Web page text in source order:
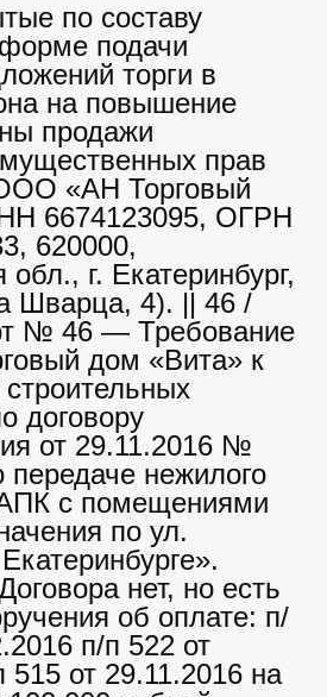
по составу
подачи
торги в
на повышение
продажи
прав
«АН Торговый
6674123095, ОГРН
620000,
г. Екатеринбург,
Шварца, 4). || 46 /
№ 46 — Требование
дом «Вита» к
договору
от 29.11.2016 №
нежилого
с помещениями
по ул.
нет, но есть
об оплате: п/
п/п 522 от
515 от 29.11.2016 на